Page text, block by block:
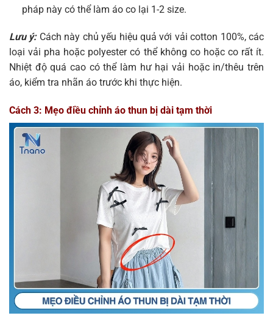
pháp này có thể làm áo co lại 1-2 size.
Lưu ý:Cách này chủ yếu hiệu quả với vải cotton 100%, các
loại vải pha hoặc polyester có thể không co hoặc co rất ít.
Nhiệt độ quá cao có thể làm hư hại vải hoặc in/thêu trên
áo, kiểm tra nhãn áo trước khi thực hiện.
Cách 3: Mẹo điều chỉnh áo thun bị dài tạm thời